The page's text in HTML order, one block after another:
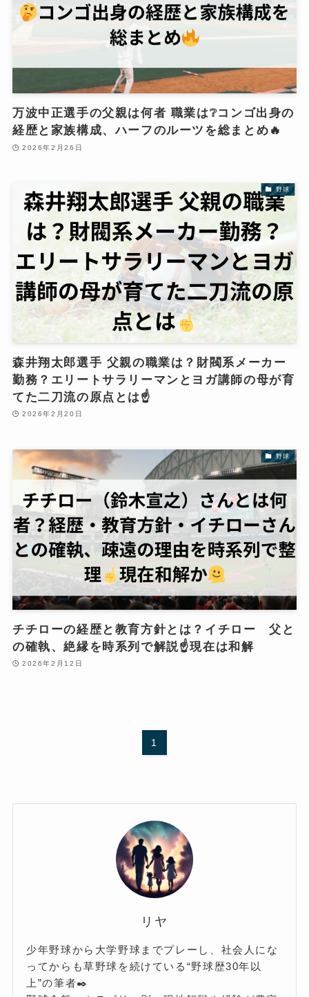
万波中正選手の父親は何者 職業は❔コンゴ出身の
経歴と家族構成、ハーフのルーツを総まとめ🔥
2026年2月26日
野球
森井翔太郎選手 父親の職業は？財閥系メーカー
勤務？エリートサラリーマンとヨガ講師の母が育
てた二刀流の原点とは☝️
2026年2月20日
野球
チチローの経歴と教育方針とは？イチロー 父と
の確執、絶縁を時系列で解説☝️現在は和解
2026年2月12日
1
リヤ
少年野球から大学野球までプレーし、社会人にな
ってからも草野球を続けている“野球歴30年以
上”の筆者✒️